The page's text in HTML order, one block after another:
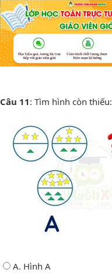
Câu 11: Tìm hình còn thiếu:
A. Hình A